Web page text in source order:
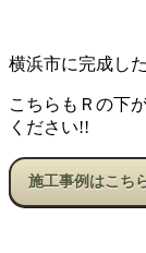
横浜市に完成し
こちらもＲの下
ください!!
施工事例はこち